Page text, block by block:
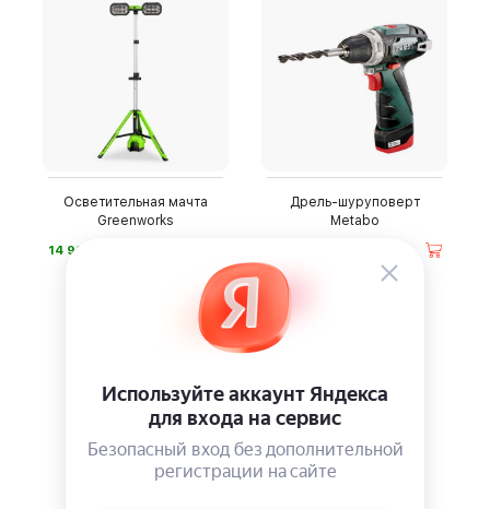
Осветительная мачта
Greenworks
14 990
Дрель-шуруповерт
Metabo